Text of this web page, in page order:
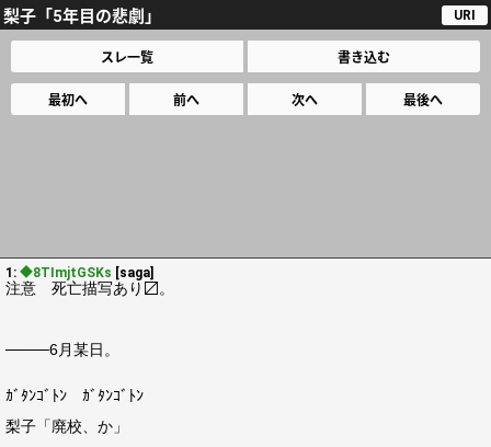
梨子「5年目の悲劇」 URI
スレ一覧 書き込む
最初へ 前へ 次へ 最後へ
1: ◆8TImjtGSKs [saga]
注意 死亡描写あり〼。
────6月某日。
ｶﾞﾀﾝｺﾞﾄﾝ ｶﾞﾀﾝｺﾞﾄﾝ
梨子「廃校、か」